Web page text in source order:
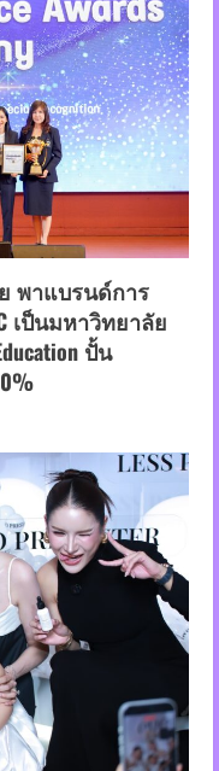
พาแบรนด์การ
เป็นมหาวิทยาลัย
ปั้น